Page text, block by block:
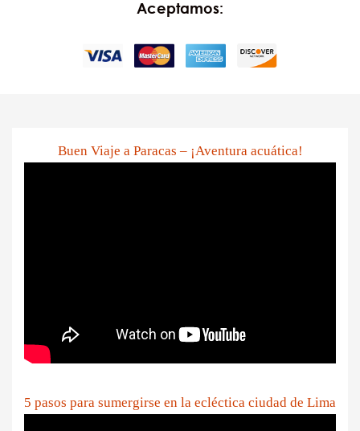
Aceptamos:
Buen Viaje a Paracas – ¡Aventura acuática!
5 pasos para sumergirse en la ecléctica ciudad de Lima